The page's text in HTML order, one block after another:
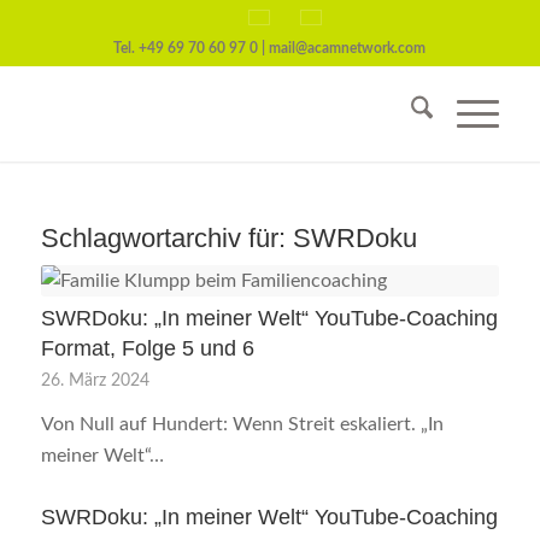
Tel.+49 69 70 60 97 0 |mail@acamnetwork.com
Schlagwortarchiv für: SWRDoku
SWRDoku: „In meiner Welt“ YouTube-Coaching
Format, Folge 5 und 6
26. März 2024
Von Null auf Hundert: Wenn Streit eskaliert. „In
meiner Welt“…
SWRDoku: „In meiner Welt“ YouTube-Coaching